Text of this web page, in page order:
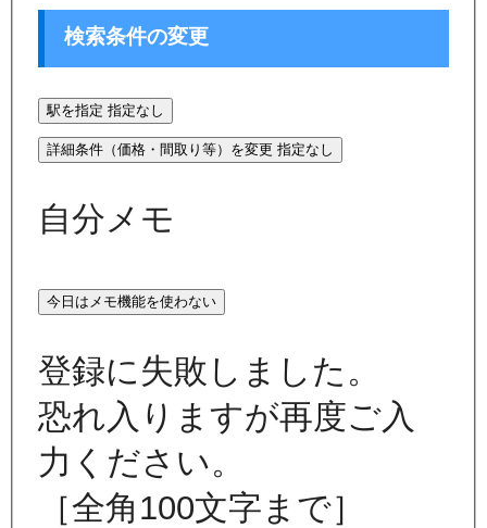
検索条件の変更
駅を指定 指定なし
詳細条件（価格・間取り等）を変更 指定なし
自分メモ
今日はメモ機能を使わない
登録に失敗しました。
恐れ入りますが再度ご入
力ください。
［全角100文字まで］